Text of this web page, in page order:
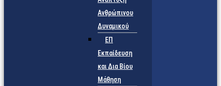
Ανθρώπινου
Δυναμικού
ΕΠ
Εκπαίδευση
και Δια Βίου
Μάθηση